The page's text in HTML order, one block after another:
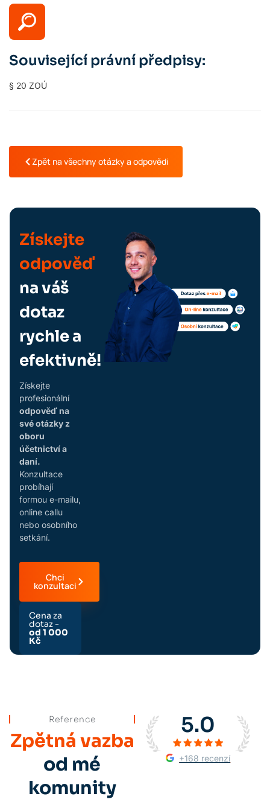
Související právní předpisy:
§ 20 ZOÚ
Zpět na všechny otázky a odpovědi
Získejte
odpověď
na váš
dotaz
rychle a
efektivně!
Získejte
profesionální
odpověď na
své otázky z
oboru
účetnictví a
daní.
Konzultace
probíhají
formou e-mailu,
online callu
nebo osobního
setkání.
Chci
konzultaci
Cena za
dotaz -
od 1 000
Kč
Reference
Zpětná vazba
od mé
komunity
5.0
+168 recenzí